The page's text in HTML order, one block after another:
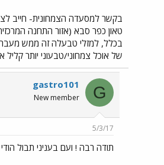
בקשר למסעדה הצמחונית- חייב
טאון כפר סבא (אזור התחנה
בכלל, למזלי טבעלה זה ממש מעבר
של אוכל צמחוני/טבעוני יותר
G
gastro101
New member
5/3/17
תודה רבה ! ועם בעניני תבול